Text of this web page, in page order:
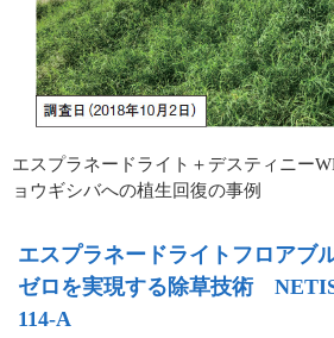
エスプラネードライト＋デスティニー
ョウギシバへの植生回復の事例
エスプラネードライトフロアブ
ゼロを実現する除草技術
114-A